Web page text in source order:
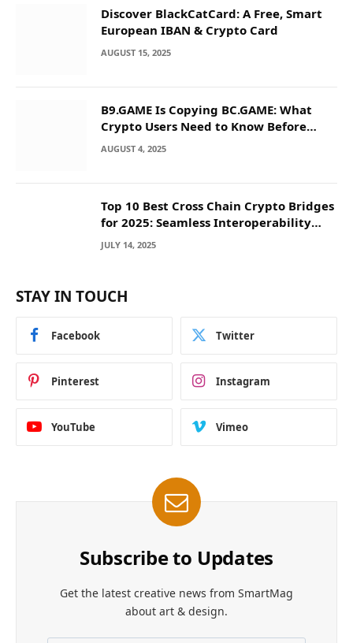
Discover BlackCatCard: A Free, Smart
European IBAN & Crypto Card
AUGUST 15, 2025
B9.GAME Is Copying BC.GAME: What
Crypto Users Need to Know Before
They Deposit
AUGUST 4, 2025
Top 10 Best Cross Chain Crypto Bridges
for 2025: Seamless Interoperability
Across Blockchain Networks
JULY 14, 2025
STAY IN TOUCH
Facebook Twitter
Pinterest Instagram
YouTube Vimeo
Subscribe to Updates
Get the latest creative news from SmartMag
about art & design.